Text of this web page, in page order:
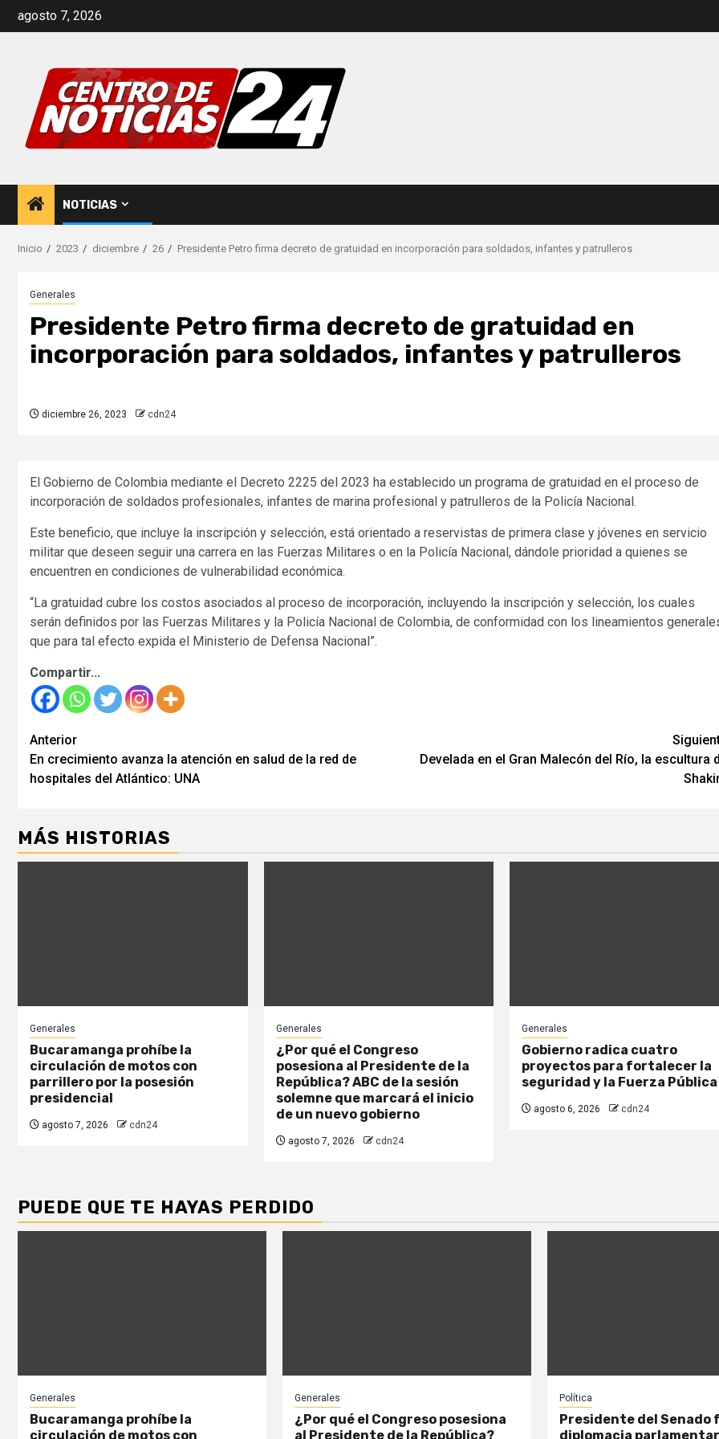
agosto 7, 2026
NOTICIAS
Inicio 2023 diciembre 26 Presidente Petro firma decreto de gratuidad en incorporación para soldados, infantes y patrulleros
Generales
Presidente Petro firma decreto de gratuidad en
incorporación para soldados, infantes y patrulleros
diciembre 26, 2023 cdn24
El Gobierno de Colombia mediante el Decreto 2225 del 2023 ha establecido un programa de gratuidad en el proceso de
incorporación de soldados profesionales, infantes de marina profesional y patrulleros de la Policía Nacional.
Este beneficio, que incluye la inscripción y selección, está orientado a reservistas de primera clase y jóvenes en servicio
militar que deseen seguir una carrera en las Fuerzas Militares o en la Policía Nacional, dándole prioridad a quienes se
encuentren en condiciones de vulnerabilidad económica.
“La gratuidad cubre los costos asociados al proceso de incorporación, incluyendo la inscripción y selección, los cuales
serán definidos por las Fuerzas Militares y la Policía Nacional de Colombia, de conformidad con los lineamientos
que para tal efecto expida el Ministerio de Defensa Nacional”.
Compartir...
Seguir
leyendo
Anterior
En crecimiento avanza la atención en salud de la red de
hospitales del Atlántico: UNA
Develada en el Gran Malecón del Río, la escultura
MÁS HISTORIAS
Generales
Bucaramanga prohíbe la
circulación de motos con
parrillero por la posesión
presidencial
agosto 7, 2026 cdn24
Generales
¿Por qué el Congreso
posesiona al Presidente de la
República? ABC de la sesión
solemne que marcará el inicio
de un nuevo gobierno
agosto 7, 2026 cdn24
Generales
Gobierno radica cuatro
proyectos para fortalecer la
seguridad y la Fuerza Pública
agosto 6, 2026 cdn24
PUEDE QUE TE HAYAS PERDIDO
Generales
Bucaramanga prohíbe la
circulación de motos con
Generales
¿Por qué el Congreso posesiona
al Presidente de la República?
Política
Presidente del
diplomacia